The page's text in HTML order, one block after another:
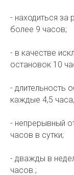
- находиться за
более 9 часов;
- в качестве
остановок 10
- длительность
каждые 4,5
- непрерывный
часов в сутки;
- дважды в
часов.;